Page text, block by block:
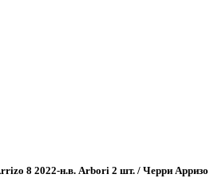
8 2022-н.в. Arbori 2 шт. / Черри Арризо